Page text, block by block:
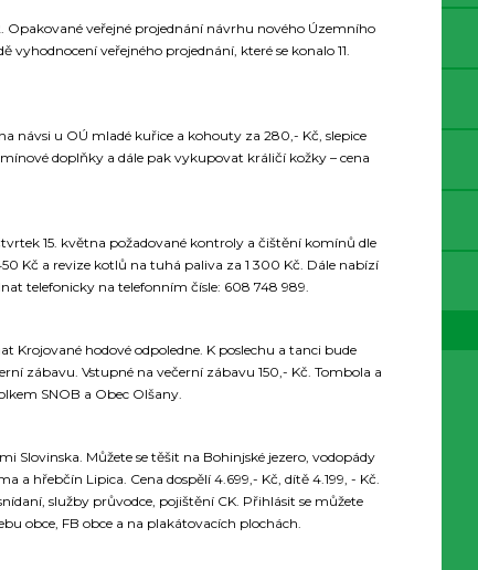
Opakované veřejné projednání návrhu nového Územního
veřejného projednání, které se konalo 11.
návsi u OÚ mladé kuřice a kohouty za 280,- Kč, slepice
doplňky a dále pak vykupovat králičí kožky – cena
15. května požadované kontroly a čištění komínů dle
Kč a revize kotlů na tuhá paliva za 1 300 Kč. Dále nabízí
telefonicky na telefonním čísle: 608 748 989.
Krojované hodové odpoledne. K poslechu a tanci bude
zábavu. Vstupné na večerní zábavu 150,- Kč. Tombola a
SNOB a Obec Olšany.
Slovinska. Můžete se těšit na Bohinjské jezero, vodopády
a hřebčín Lipica. Cena dospělí 4.699,- Kč, dítě 4.199, - Kč.
služby průvodce, pojištění CK. Přihlásit se můžete
obce, FB obce a na plakátovacích plochách.